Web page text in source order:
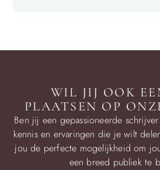
WIL JIJ OOK
PLAATSEN OP
Ben jij een gepassioneerde
kennis en ervaringen die je wilt
jou de perfecte mogelijkheid om
een breed publiek te